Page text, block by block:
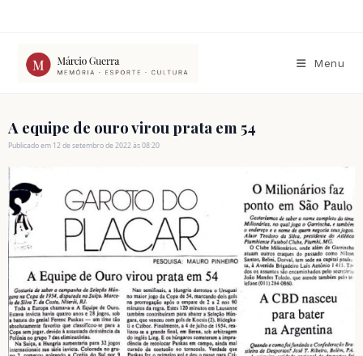
conteúdo
Menu
A equipe de ouro virou prata em 54
Publicado em 12 de setembro de 2022 às 08:20